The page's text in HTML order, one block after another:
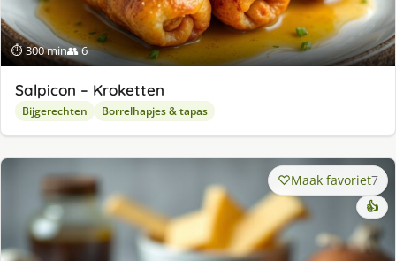
⏱ 300 min👥 6
Salpicon – Kroketten
Bijgerechten Borrelhapjes & tapas
Maak favoriet7
👍